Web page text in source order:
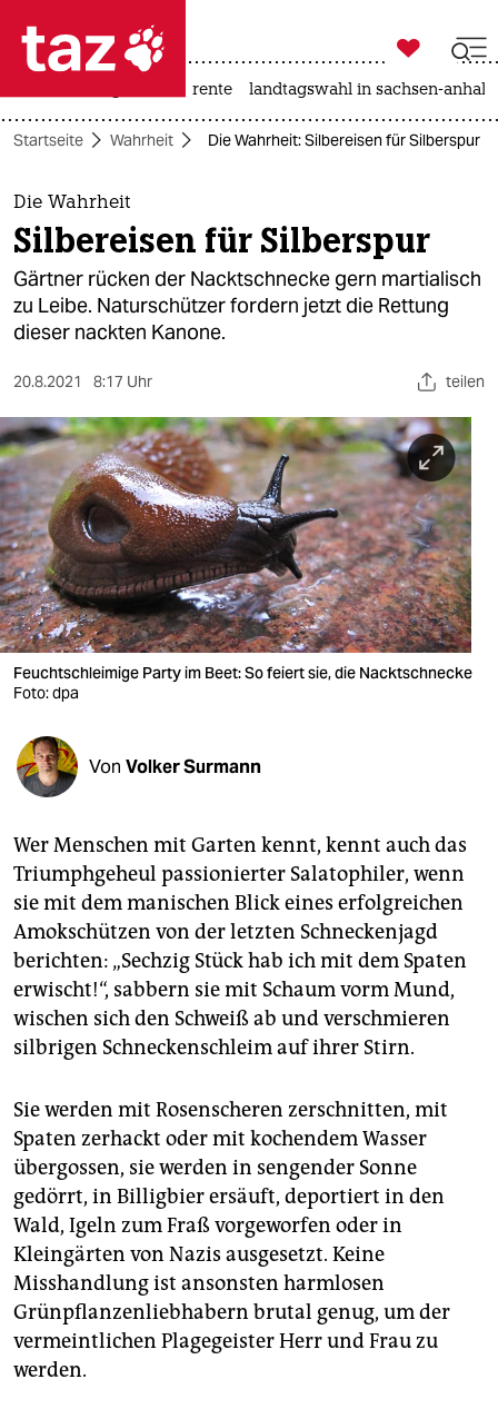
 taz zahl ich
taz zahl ich
themen
politik
öko
sport
berlin
nord
wahrheit
verlag
verlag
veranstaltungen
shop
unterstützen
abo
genossenschaft
epaper login

taz zahl ich
rente landtagswahl in sachsen-anhalt
Startseite Wahrheit Die Wahrheit: Silbereisen für Silberspur
Die Wahrheit
Silbereisen für Silberspur
Gärtner rücken der Nacktschnecke gern martialisch
zu Leibe. Naturschützer fordern jetzt die Rettung
dieser nackten Kanone.
20.8.2021 8:17 Uhr teilen
Feuchtschleimige Party im Beet: So feiert sie, die Nacktschnecke
Foto: dpa
Von Volker Surmann
Wer Menschen mit Garten kennt, kennt auch das
Triumphgeheul passionierter Salatophiler, wenn
sie mit dem manischen Blick eines erfolgreichen
Amokschützen von der letzten Schneckenjagd
berichten: „Sechzig Stück hab ich mit dem Spaten
erwischt!“, sabbern sie mit Schaum vorm Mund,
wischen sich den Schweiß ab und verschmieren
silbrigen Schneckenschleim auf ihrer Stirn.
Sie werden mit Rosenscheren zerschnitten, mit
Spaten zerhackt oder mit kochendem Wasser
übergossen, sie werden in sengender Sonne
gedörrt, in Billigbier ersäuft, deportiert in den
Wald, Igeln zum Fraß vorgeworfen oder in
Kleingärten von Nazis ausgesetzt. Keine
Misshandlung ist ansonsten harmlosen
Grünpflanzenliebhabern brutal genug, um der
vermeintlichen Plagegeister Herr und Frau zu
werden.